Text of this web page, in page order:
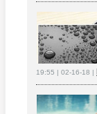
19:55 | 02-16-18 |